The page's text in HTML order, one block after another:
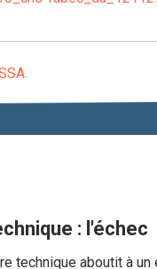
: l'échec
technique aboutit à